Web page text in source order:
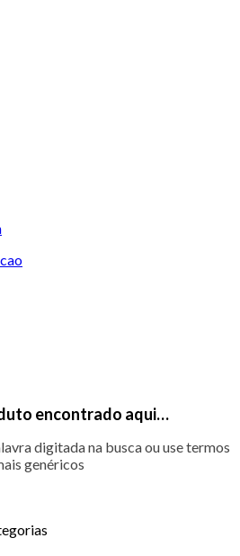
encontrado aqui…
digitada na busca ou use termos
genéricos